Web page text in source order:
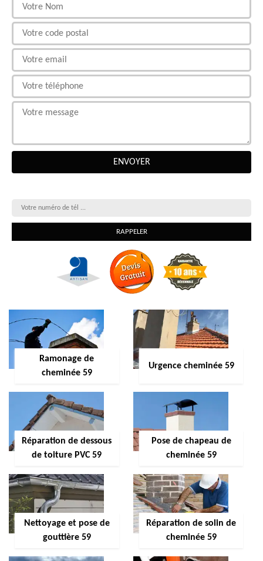
Ramonage de
cheminée 59
Urgence cheminée 59
Réparation de dessous
de toiture PVC 59
Pose de chapeau de
cheminée 59
Nettoyage et pose de
gouttière 59
Réparation de solin de
cheminée 59